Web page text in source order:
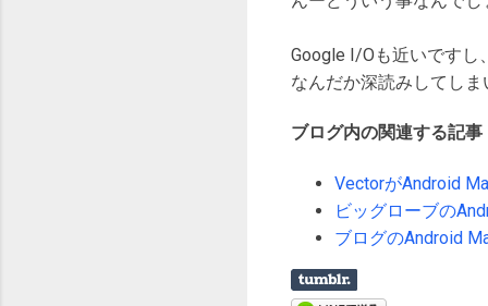
Google I/Oも近いですし
なんだか深読みしてしま
ブログ内の関連する記事
VectorがAndroid
ビッグローブの
ブログのAndroid